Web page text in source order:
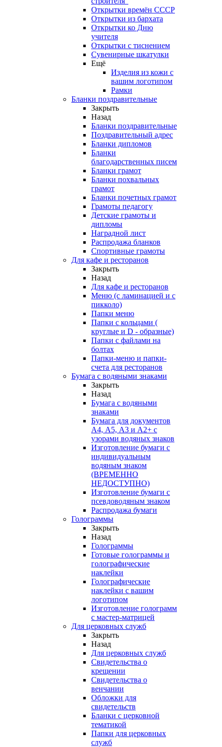
Открытки времён СССР
Открытки из бархата
Открытки ко Дню
учителя
Открытки с тиснением
Сувенирные шкатулки
Ещё
Изделия из кожи с
вашим логотипом
Рамки
Бланки поздравительные
Закрыть
Назад
Бланки поздравительные
Поздравительный адрес
Бланки дипломов
Бланки
благодарственных писем
Бланки грамот
Бланки похвальных
грамот
Бланки почетных грамот
Грамоты педагогу
Детские грамоты и
дипломы
Наградной лист
Распродажа бланков
Спортивные грамоты
Для кафе и ресторанов
Закрыть
Назад
Для кафе и ресторанов
Меню (с ламинацией и с
пикколо)
Папки меню
Папки с кольцами (
круглые и D - образные)
Папки с файлами на
болтах
Папки-меню и папки-
счета для ресторанов
Бумага с водяными знаками
Закрыть
Назад
Бумага с водяными
знаками
Бумага для документов
А4, А5, А3 и А2+ с
узорами водяных знаков
Изготовление бумаги с
индивидуальным
водяным знаком
(ВРЕМЕННО
НЕДОСТУПНО)
Изготовление бумаги с
псевдоводяным знаком
Распродажа бумаги
Голограммы
Закрыть
Назад
Голограммы
Готовые голограммы и
голографические
наклейки
Голографические
наклейки с вашим
логотипом
Изготовление голограмм
с мастер-матрицей
Для церковных служб
Закрыть
Назад
Для церковных служб
Свидетельства о
крещении
Свидетельства о
венчании
Обложки для
свидетельств
Бланки с церковной
тематикой
Папки для церковных
служб